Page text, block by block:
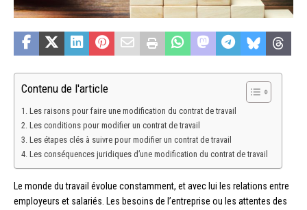
Contenu de l'article
Les raisons pour faire une modification du contrat de travail
Les conditions pour modifier un contrat de travail
Les étapes clés à suivre pour modifier un contrat de travail
Les conséquences juridiques d’une modification du contrat de travail
Le monde du travail évolue constamment, et avec lui les relations entre
employeurs et salariés. Les besoins de l’entreprise ou les attentes des